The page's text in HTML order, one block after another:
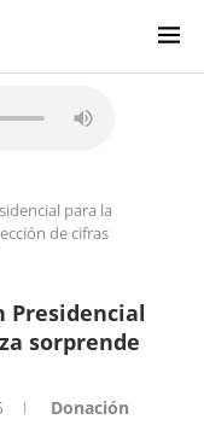
para la
de cifras
Presidencial
sorprende
Donación